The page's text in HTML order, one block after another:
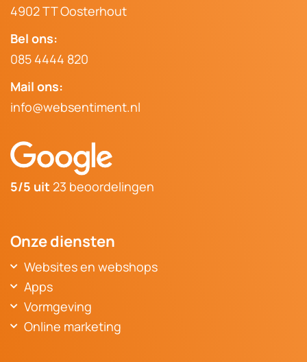
4902 TT Oosterhout
Bel ons:
085 4444 820
Mail ons:
info@websentiment.nl
5/5 uit 23 beoordelingen
Onze diensten
Websites en webshops
Websitebouwer Breda
Website Oosterhout
Website laten maken Raamsdonksveer
Apps
Voordelen van een webapplicatie
App ontwikkelaar Den Bosch
Vormgeving
Website design Oosterhout
Online marketing